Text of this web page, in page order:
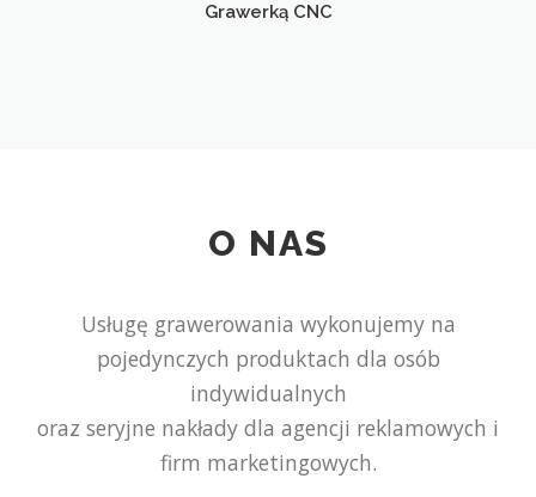
Grawerką CNC
O NAS
Usługę grawerowania wykonujemy na
pojedynczych produktach dla osób
indywidualnych
oraz seryjne nakłady dla agencji reklamowych i
firm marketingowych.